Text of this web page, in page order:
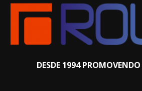
DESDE 1994